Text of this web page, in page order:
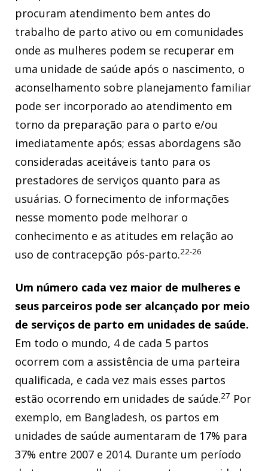
procuram atendimento bem antes do
trabalho de parto ativo ou em comunidades
onde as mulheres podem se recuperar em
uma unidade de saúde após o nascimento, o
aconselhamento sobre planejamento familiar
pode ser incorporado ao atendimento em
torno da preparação para o parto e/ou
imediatamente após; essas abordagens são
consideradas aceitáveis tanto para os
prestadores de serviços quanto para as
usuárias. O fornecimento de informações
nesse momento pode melhorar o
conhecimento e as atitudes em relação ao
uso de contracepção pós-parto.22-26
Um número cada vez maior de mulheres e
seus parceiros pode ser alcançado por meio
de serviços de parto em unidades de saúde.
Em todo o mundo, 4 de cada 5 partos
ocorrem com a assistência de uma parteira
qualificada, e cada vez mais esses partos
estão ocorrendo em unidades de saúde.27 Por
exemplo, em Bangladesh, os partos em
unidades de saúde aumentaram de 17% para
37% entre 2007 e 2014. Durante um período